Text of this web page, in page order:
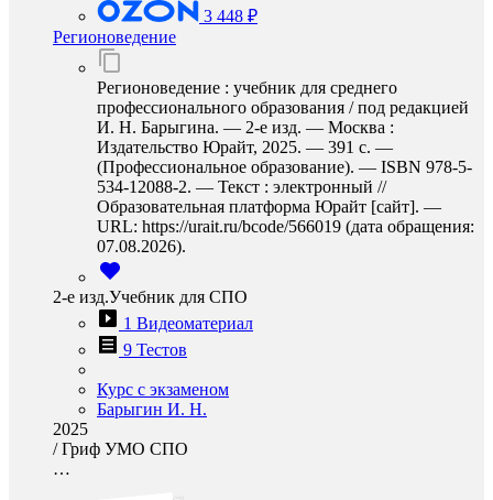
3 448 ₽
Регионоведение
Регионоведение : учебник для среднего
профессионального образования / под редакцией
И. Н. Барыгина. — 2-е изд. — Москва :
Издательство Юрайт, 2025. — 391 с. —
(Профессиональное образование). — ISBN 978-5-
534-12088-2. — Текст : электронный //
Образовательная платформа Юрайт [сайт]. —
URL: https://urait.ru/bcode/566019 (дата обращения:
07.08.2026).
2-е изд.Учебник для СПО
1 Видеоматериал
9 Тестов
Курс с экзаменом
Барыгин И. Н.
2025
/Гриф УМО СПО
…